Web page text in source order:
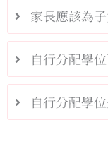
家長應該為
自行分配學
自行分配學